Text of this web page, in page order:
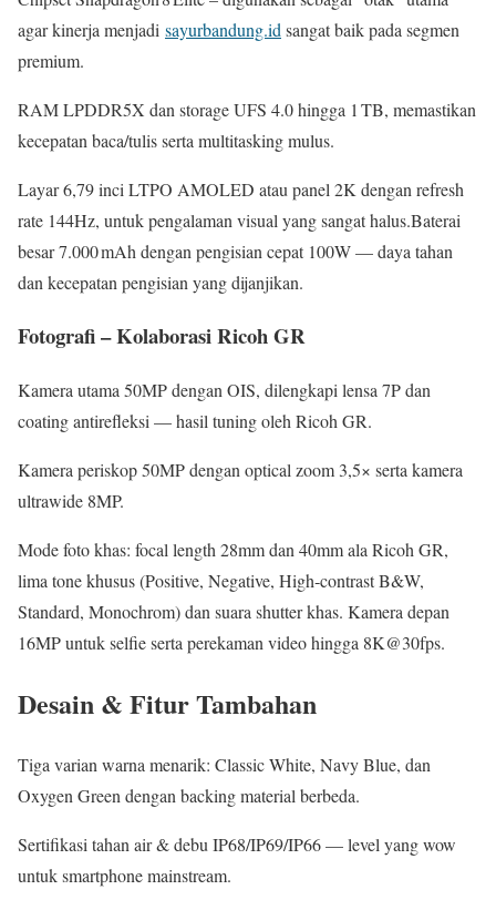
agar kinerja menjadi sayurbandung.id sangat baik pada segmen
premium.
RAM LPDDR5X dan storage UFS 4.0 hingga 1 TB, memastikan
kecepatan baca/tulis serta multitasking mulus.
Layar 6,79 inci LTPO AMOLED atau panel 2K dengan refresh
rate 144Hz, untuk pengalaman visual yang sangat halus.Baterai
besar 7.000 mAh dengan pengisian cepat 100W — daya tahan
dan kecepatan pengisian yang dijanjikan.
Fotografi – Kolaborasi Ricoh GR
Kamera utama 50MP dengan OIS, dilengkapi lensa 7P dan
coating antirefleksi — hasil tuning oleh Ricoh GR.
Kamera periskop 50MP dengan optical zoom 3,5× serta kamera
ultrawide 8MP.
Mode foto khas: focal length 28mm dan 40mm ala Ricoh GR,
lima tone khusus (Positive, Negative, High‑contrast B&W,
Standard, Monochrom) dan suara shutter khas. Kamera depan
16MP untuk selfie serta perekaman video hingga 8K@30fps.
Desain & Fitur Tambahan
Tiga varian warna menarik: Classic White, Navy Blue, dan
Oxygen Green dengan backing material berbeda.
Sertifikasi tahan air & debu IP68/IP69/IP66 — level yang wow
untuk smartphone mainstream.